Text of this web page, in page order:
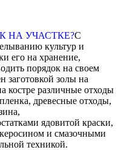
С
культур и
его на хранение,
порядок на своем
заготовкой золы на
костре различные отходы
древесные отходы,
ядовитой краски,
и смазочными
техникой.